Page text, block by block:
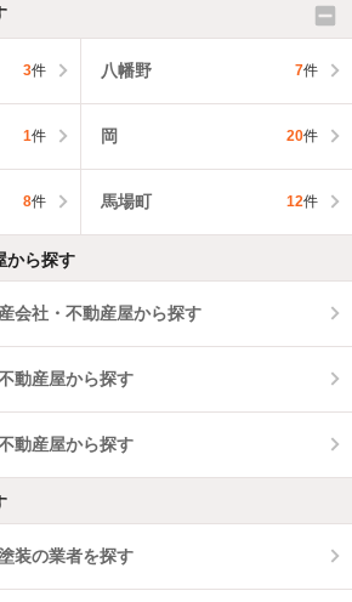
3件 八幡野 7件
1件 岡 20件
8件 馬場町 12件
から探す
会社・不動産屋から探す
動産屋から探す
動産屋から探す
装の業者を探す